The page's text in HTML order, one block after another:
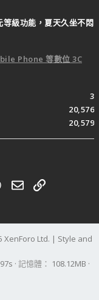
級功能，夏天久坐不悶
Phone 等數位 3C
3
20,576
20,579
WhatsApp
電子郵件
連結
XenForo Ltd. | Style and
記憶體 108.12MB